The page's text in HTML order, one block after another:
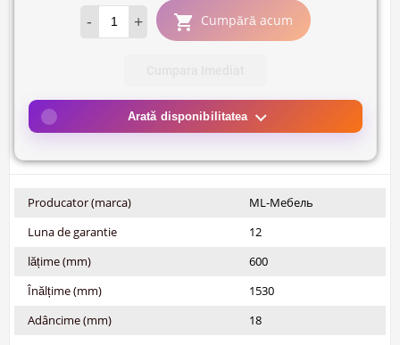
- + Cumpără acum
Arată disponibilitatea
Producator (marca)
ML-Мебель
Luna de garantie
12
lățime (mm)
600
Înălțime (mm)
1530
Adâncime (mm)
18